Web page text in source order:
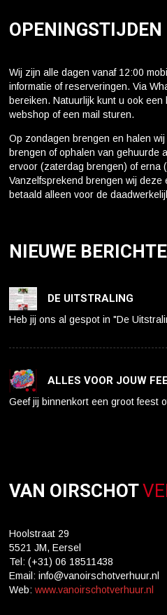
OPENINGSTIJDEN
Wij zijn alle dagen vanaf 12:00
informatie of reserveringen. Via
bereiken. Natuurlijk kunt u ook
webshop of een mail sturen.
Op zondagen brengen en halen
brengen of ophalen van gehuurde
ervoor (zaterdag brengen) of erna
Vanzelfsprekend brengen wij deze
betaald alleen voor de
NIEUWE
DE UITSTRALING
Heb jij ons al gespot in "De
ALLES VOOR JOUW
Geef jij binnenkort een groot feest
VAN OIRSCHOT
Hoolstraat 29
5521 JM, Eersel
Tel: (+31) 06 18511438
Email: info@vanoirschotverhuur.nl
Web:www.vanoirschotverhuur.nl